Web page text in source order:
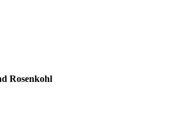
Rosenkohl